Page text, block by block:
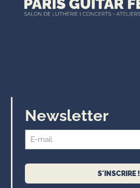
Newsletter
S'INSCRIRE !